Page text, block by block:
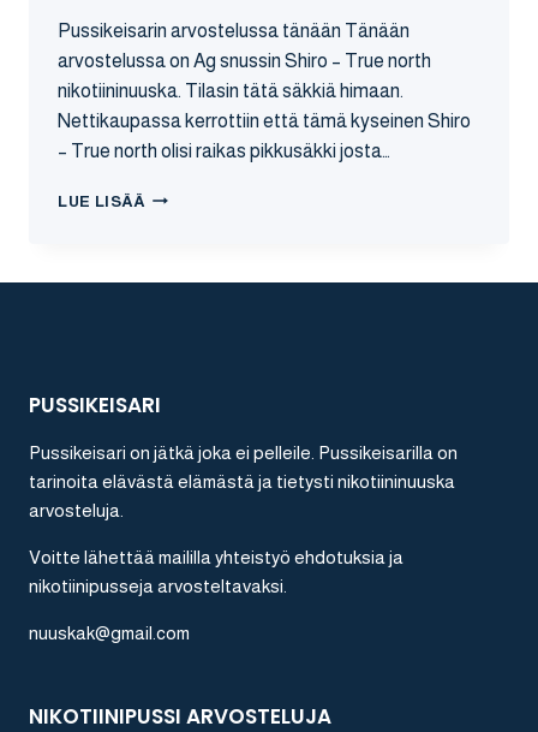
Pussikeisarin arvostelussa tänään Tänään
arvostelussa on Ag snussin Shiro – True north
nikotiininuuska. Tilasin tätä säkkiä himaan.
Nettikaupassa kerrottiin että tämä kyseinen Shiro
– True north olisi raikas pikkusäkki josta…
LUE LISÄÄ SHIRO
PUSSIKEISARI
Pussikeisari on jätkä joka ei pelleile. Pussikeisarilla on
tarinoita elävästä elämästä ja tietysti nikotiininuuska
arvosteluja.
Voitte lähettää maililla yhteistyö ehdotuksia ja
nikotiinipusseja arvosteltavaksi.
nuuskak@gmail.com
NIKOTIINIPUSSI ARVOSTELUJA